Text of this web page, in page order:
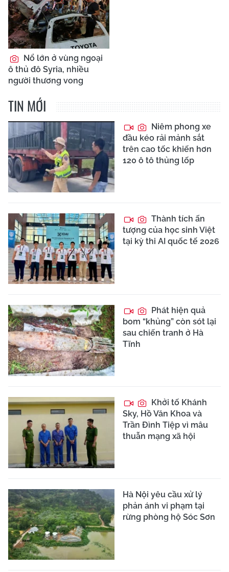
Nổ lớn ở vùng ngoại
ô thủ đô Syria, nhiều
người thương vong
TIN MỚI
Niêm phong xe
đầu kéo rải mảnh sắt
trên cao tốc khiến hơn
120 ô tô thủng lốp
Thành tích ấn
tượng của học sinh Việt
tại kỳ thi AI quốc tế 2026
Phát hiện quả
bom “khủng” còn sót lại
sau chiến tranh ở Hà
Tĩnh
Khởi tố Khánh
Sky, Hồ Văn Khoa và
Trần Đình Tiệp vì mâu
thuẫn mạng xã hội
Hà Nội yêu cầu xử lý
phản ánh vi phạm tại
rừng phòng hộ Sóc Sơn